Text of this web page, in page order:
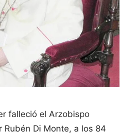
falleció el Arzobispo
Rubén Di Monte, a los 84